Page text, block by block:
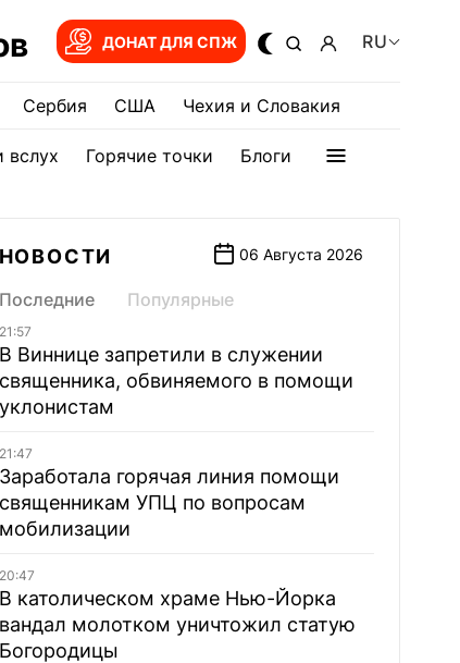
ДОНАТ ДЛЯ СПЖ RU
Сербия США Чехия и Словакия
вслух Горячие точки Блоги
НОВОСТИ 06 Августа 2026
Последние Популярные
21:57
В Виннице запретили в служении
священника, обвиняемого в помощи
уклонистам
21:47
Заработала горячая линия помощи
священникам УПЦ по вопросам
мобилизации
20:47
В католическом храме Нью-Йорка
вандал молотком уничтожил статую
Богородицы